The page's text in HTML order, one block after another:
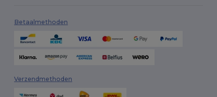
Betaalmethoden
Verzendmethoden